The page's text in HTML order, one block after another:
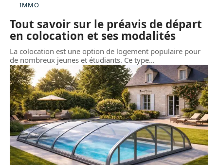
IMMO
Tout savoir sur le préavis de départ
en colocation et ses modalités
La colocation est une option de logement populaire pour
de nombreux jeunes et étudiants. Ce type…